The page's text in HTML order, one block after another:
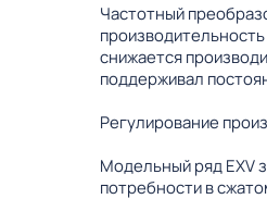
Частотный
снижается
поддерживал
Регулирование
Модельный ряд EXV
потребности в